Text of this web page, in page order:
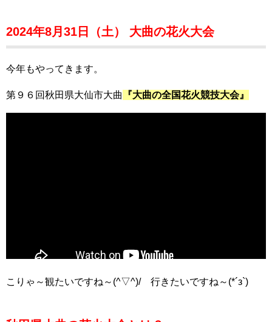
2024年8月31日（土） 大曲の花火大会
今年もやってきます。
第９６回秋田県大仙市大曲 『大曲の全国花火競技大会』
こりゃ～観たいですね～(^▽^)/ 行きたいですね～(*´з`)